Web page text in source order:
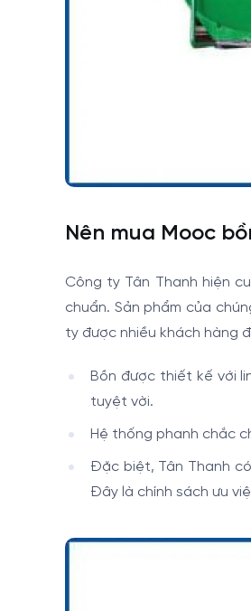
Nên mua Mooc
Công ty Tân Thanh hiện
chuẩn. Sản phẩm của
ty được nhiều khách hàng
Bồn được thiết kế với
tuyệt vời.
Hệ thống phanh chắc
Đặc biệt, Tân Thanh
Đây là chính sách ưu